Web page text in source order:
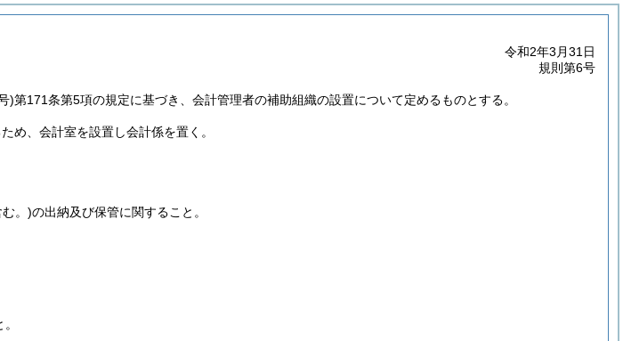
令和2年3月31日
規則第6号
)第171条第5項の規定に基づき、会計管理者の補助組織の設置について定めるものとする。
め、会計室を設置し会計係を置く。
。)の出納及び保管に関すること。